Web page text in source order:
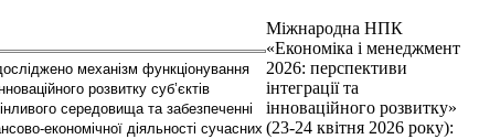
механізм функціонування
розвитку суб’єктів
середовища та забезпеченні
економічної діяльності сучасних
Міжнародна НПК
«Економіка і менеджмент
2026: перспективи
інтеграції та
інноваційного розвитку»
(23-24 квітня 2026 року):